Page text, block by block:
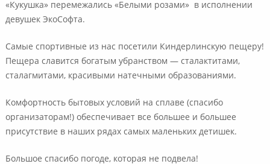
«Кукушка» перемежались «Белыми розами» в исполнении
девушек ЭкоСофта.
Самые спортивные из нас посетили Киндерлинскую пещеру!
Пещера славится богатым убранством — сталактитами,
сталагмитами, красивыми натечными образованиями.
Комфортность бытовых условий на сплаве (спасибо
организаторам!) обеспечивает все большее и большее
присутствие в наших рядах самых маленьких детишек.
Большое спасибо погоде, которая не подвела!